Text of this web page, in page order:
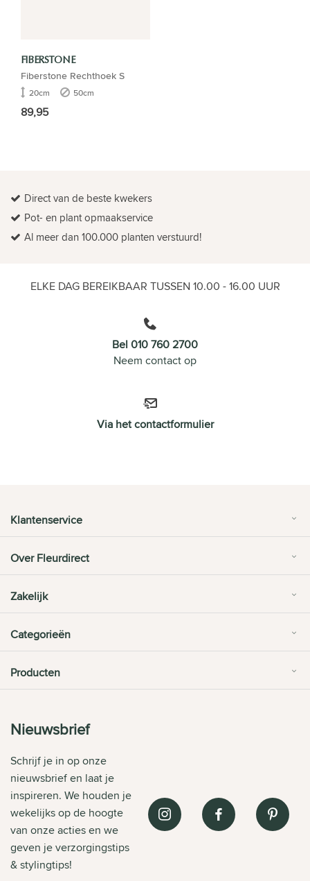
FIBERSTONE
Fiberstone Rechthoek S
20cm 50cm
89,95
Direct van de beste kwekers
Pot- en plant opmaakservice
Al meer dan 100.000 planten verstuurd!
ELKE DAG BEREIKBAAR TUSSEN 10.00 - 16.00 UUR
Bel 010 760 2700
Neem contact op
Via het contactformulier
Klantenservice
Over Fleurdirect
Zakelijk
Categorieën
Producten
Nieuwsbrief
Schrijf je in op onze
nieuwsbrief en laat je
inspireren. We houden je
wekelijks op de hoogte
van onze acties en we
geven je verzorgingstips
& stylingtips!